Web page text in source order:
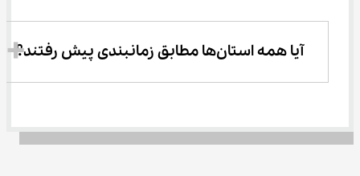
آیا همه استان‌ها مطابق زمانبندی پیش رفتند؟